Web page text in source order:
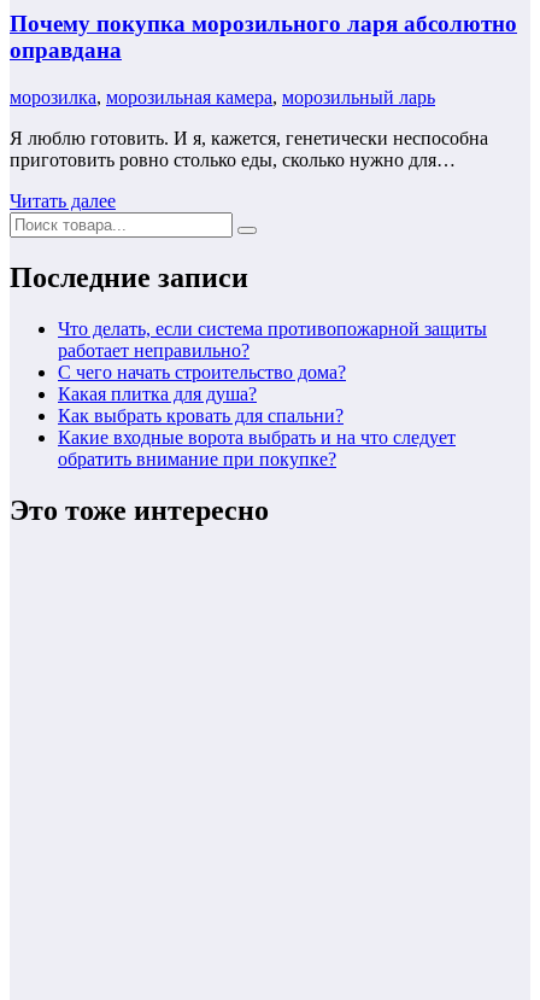
Почему покупка морозильного ларя абсолютно
оправдана
морозилка, морозильная камера, морозильный ларь
Я люблю готовить. И я, кажется, генетически неспособна
приготовить ровно столько еды, сколько нужно для…
Читать далее
Последние записи
Что делать, если система противопожарной защиты
работает неправильно?
С чего начать строительство дома?
Какая плитка для душа?
Как выбрать кровать для спальни?
Какие входные ворота выбрать и на что следует
обратить внимание при покупке?
Это тоже интересно